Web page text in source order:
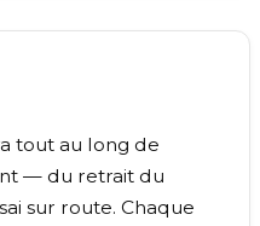
tout au long de
— du retrait du
sur route. Chaque